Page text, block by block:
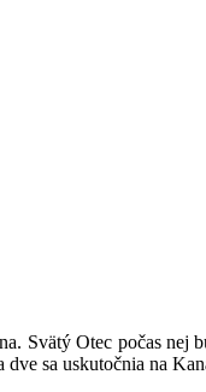
Svätý Otec počas nej
sa uskutočnia na